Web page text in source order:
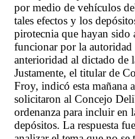
por medio de vehículos
tales efectos y los
pirotecnia que hayan sido
funcionar por la autoridad
anterioridad al dictado de
Justamente, el titular de
Froy, indicó esta
solicitaron al Concejo
ordenanza para incluir en
depósitos. La respuesta